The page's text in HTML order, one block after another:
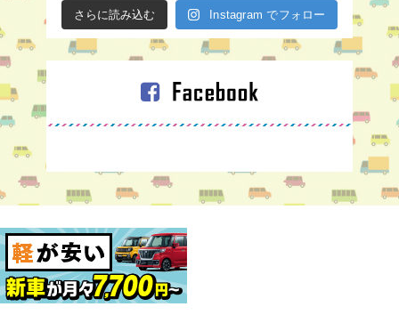
さらに読み込む Instagram でフォロー